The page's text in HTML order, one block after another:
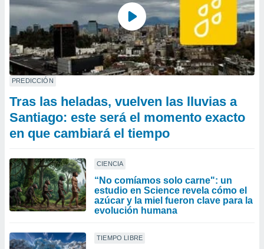
PREDICCIÓN
Tras las heladas, vuelven las lluvias a
Santiago: este será el momento exacto
en que cambiará el tiempo
CIENCIA
“No comíamos solo carne": un
estudio en Science revela cómo el
azúcar y la miel fueron clave para la
evolución humana
TIEMPO LIBRE